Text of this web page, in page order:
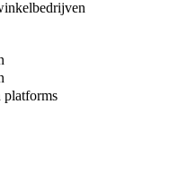
platforms